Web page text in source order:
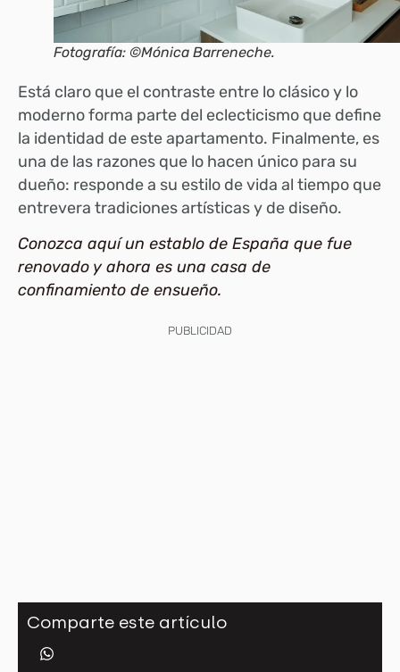
Fotografía: ©Mónica Barreneche.
Está claro que el contraste entre lo clásico y lo
moderno forma parte del eclecticismo que define
la identidad de este apartamento. Finalmente, es
una de las razones que lo hacen único para su
dueño: responde a su estilo de vida al tiempo que
entrevera tradiciones artísticas y de diseño.
Conozca aquí un establo de España que fue
renovado y ahora es una casa de
confinamiento de ensueño.
PUBLICIDAD
Comparte este artículo